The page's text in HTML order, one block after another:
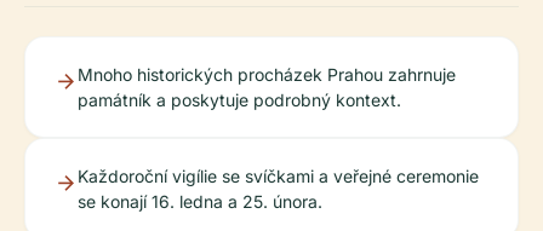
Mnoho historických procházek Prahou zahrnuje
památník a poskytuje podrobný kontext.
Každoroční vigílie se svíčkami a veřejné ceremonie
se konají 16. ledna a 25. února.